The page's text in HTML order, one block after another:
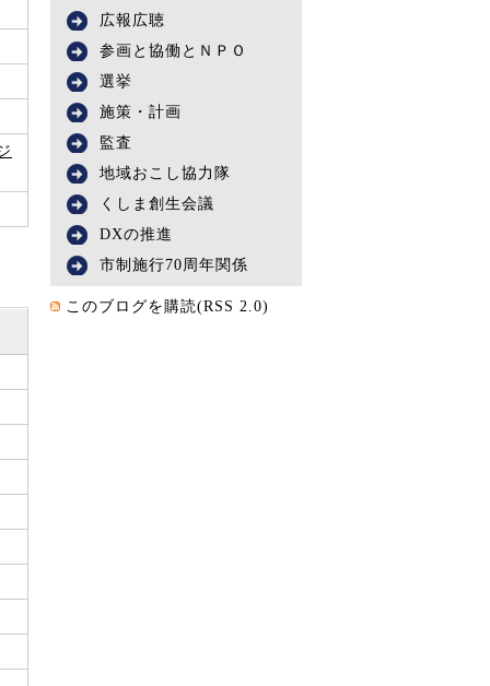
広報広聴
参画と協働とＮＰＯ
選挙
施策・計画
監査
地域おこし協力隊
くしま創生会議
DXの推進
市制施行70周年関係
このブログを購読(RSS 2.0)